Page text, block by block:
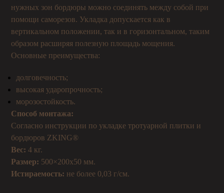
нужных зон бордюры можно соединять между собой при
помощи саморезов. Укладка допускается как в
вертикальном положении, так и в горизонтальном, таким
образом расширяя полезную площадь мощения.
Основные преимущества:
долговечность;
высокая ударопрочность;
морозостойкость.
Способ монтажа:
Согласно инструкции по укладке тротуарной плитки и
бордюров ZKING®
Вес: 4 кг.
Размер: 500×200х50 мм.
Истираемость: не более 0,03 г/см.